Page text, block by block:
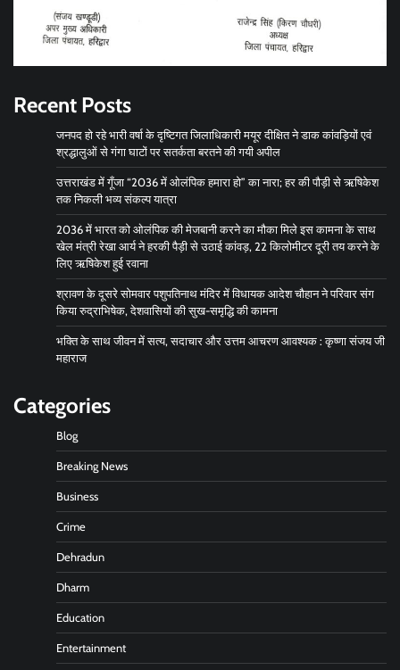
Recent Posts
जनपद हो रहे भारी वर्षा के दृष्टिगत जिलाधिकारी मयूर दीक्षित ने डाक कांवड़ियों एवं
श्रद्धालुओं से गंगा घाटों पर सतर्कता बरतने की गयी अपील
उत्तराखंड में गूँजा “2036 में ओलंपिक हमारा हो” का नारा; हर की पौड़ी से ऋषिकेश
तक निकली भव्य संकल्प यात्रा
2036 में भारत को ओलंपिक की मेजबानी करने का मौका मिले इस कामना के साथ
खेल मंत्री रेखा आर्य ने हरकी पैड़ी से उठाई कांवड़, 22 किलोमीटर दूरी तय करने के
लिए ऋषिकेश हुई रवाना
श्रावण के दूसरे सोमवार पशुपतिनाथ मंदिर में विधायक आदेश चौहान ने परिवार संग
किया रुद्राभिषेक, देशवासियों की सुख-समृद्धि की कामना
भक्ति के साथ जीवन में सत्य, सदाचार और उत्तम आचरण आवश्यक : कृष्णा संजय जी
महाराज
Categories
Blog
Breaking News
Business
Crime
Dehradun
Dharm
Education
Entertainment